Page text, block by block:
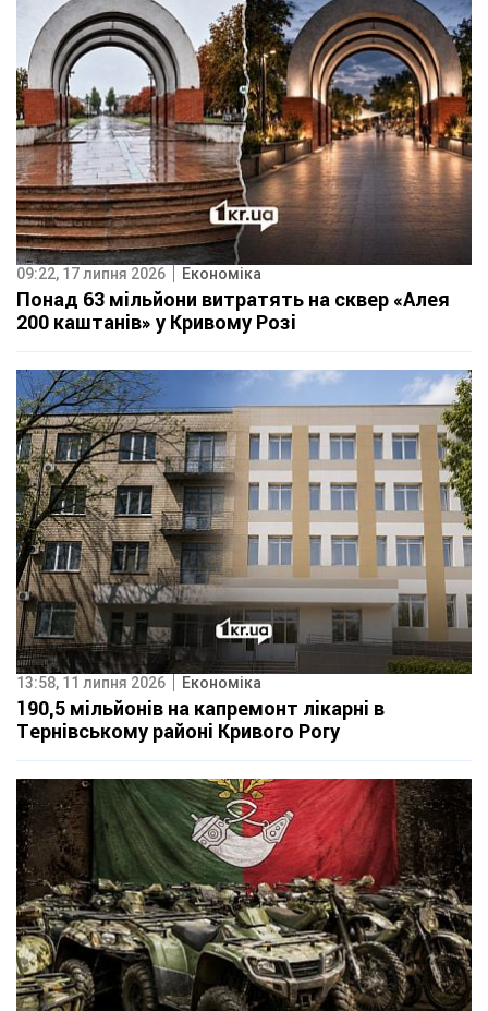
09:22, 17 липня 2026 Економіка
Понад 63 мільйони витратять на сквер «Алея
200 каштанів» у Кривому Розі
13:58, 11 липня 2026 Економіка
190,5 мільйонів на капремонт лікарні в
Тернівському районі Кривого Рогу